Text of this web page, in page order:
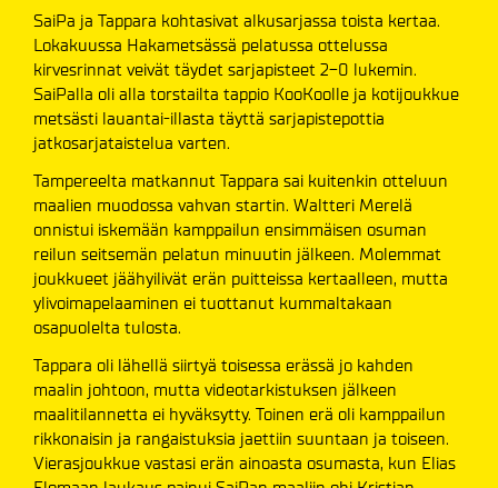
SaiPa ja Tappara kohtasivat alkusarjassa toista kertaa.
Lokakuussa Hakametsässä pelatussa ottelussa
kirvesrinnat veivät täydet sarjapisteet 2-0 lukemin.
SaiPalla oli alla torstailta tappio KooKoolle ja kotijoukkue
metsästi lauantai-illasta täyttä sarjapistepottia
jatkosarjataistelua varten.
Tampereelta matkannut Tappara sai kuitenkin otteluun
maalien muodossa vahvan startin. Waltteri Merelä
onnistui iskemään kamppailun ensimmäisen osuman
reilun seitsemän pelatun minuutin jälkeen. Molemmat
joukkueet jäähyilivät erän puitteissa kertaalleen, mutta
ylivoimapelaaminen ei tuottanut kummaltakaan
osapuolelta tulosta.
Tappara oli lähellä siirtyä toisessa erässä jo kahden
maalin johtoon, mutta videotarkistuksen jälkeen
maalitilannetta ei hyväksytty. Toinen erä oli kamppailun
rikkonaisin ja rangaistuksia jaettiin suuntaan ja toiseen.
Vierasjoukkue vastasi erän ainoasta osumasta, kun Elias